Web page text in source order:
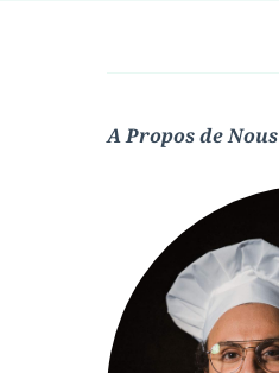
A Propos de Nous